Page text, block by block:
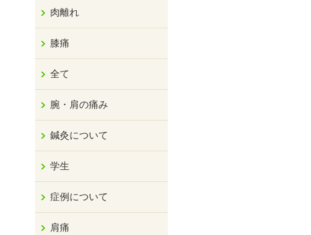
肉離れ
膝痛
全て
腕・肩の痛み
鍼灸について
学生
症例について
肩痛